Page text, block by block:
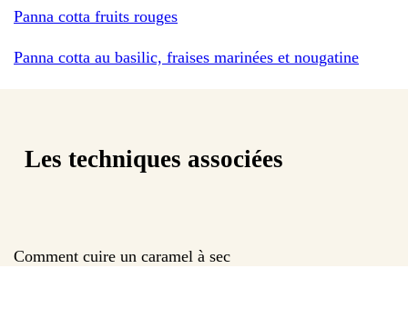
Panna cotta fruits rouges
Panna cotta au basilic, fraises marinées et nougatine
Les techniques associées
Comment cuire un caramel à sec